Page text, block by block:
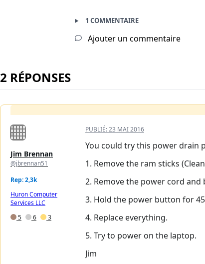
1 COMMENTAIRE
Ajouter un commentaire
2 RÉPONSES
Jim Brennan
@jbrennan51
Rep: 2,3k
Huron Computer
Services LLC
5
6 3
PUBLIÉ:23 MAI 2016
You could try this power drain
1. Remove the ram sticks
2. Remove the power cord and
3. Hold the power button for
4. Replace everything.
5. Try to power on the laptop.
Jim